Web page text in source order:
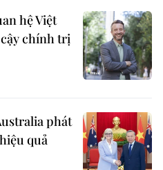
hệ Việt
chính trị
phát
quả